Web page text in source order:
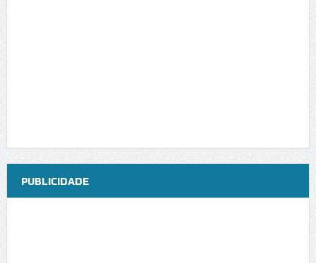
PUBLICIDADE